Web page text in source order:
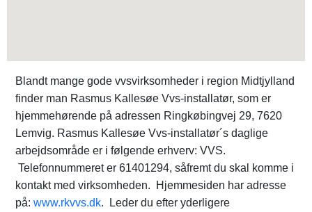
Blandt mange gode vvsvirksomheder i region Midtjylland
finder man Rasmus Kallesøe Vvs-installatør, som er
hjemmehørende på adressen Ringkøbingvej 29, 7620
Lemvig. Rasmus Kallesøe Vvs-installatør´s daglige
arbejdsområde er i følgende erhverv: VVS.
Telefonnummeret er 61401294, såfremt du skal komme i
kontakt med virksomheden. Hjemmesiden har adresse
på: www.rkvvs.dk. Leder du efter yderligere